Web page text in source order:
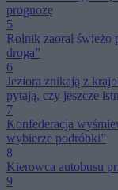
prognozę
5
Rolnik zaorał świeżo
droga”
6
Jeziora znikają z
pytają, czy jeszcze
7
Konfederacja
wybierze podróbki”
8
Kierowca autobusu
9